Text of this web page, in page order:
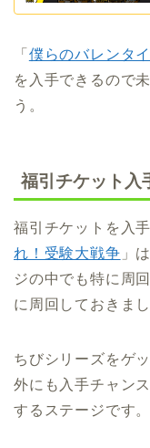
「 僕らのバレンタ
を入手できるので
う。
福引チケット入
福引チケットを入
れ！受験大戦争 」
ジの中でも特に周
に周回しておきまし
ちびシリーズをゲ
外にも入手チャン
するステージです。